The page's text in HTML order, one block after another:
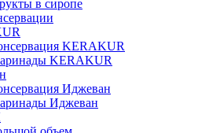
в сиропе
KERAKUR
KERAKUR
Иджеван
Иджеван